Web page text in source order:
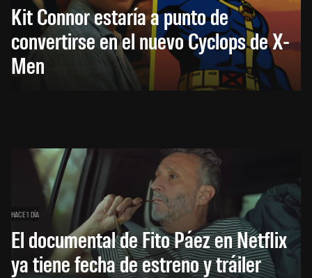
Kit Connor estaría a punto de
convertirse en el nuevo Cyclops de X-
Men
HACE 1 DÍA
El documental de Fito Páez en Netflix
ya tiene fecha de estreno y tráiler